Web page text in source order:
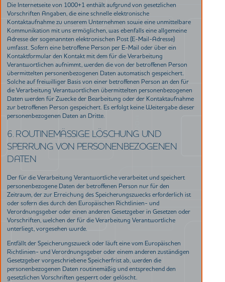
Die Internetseite von 1000+1 enthält aufgrund von gesetzlichen
Vorschriften Angaben, die eine schnelle elektronische
Kontaktaufnahme zu unserem Unternehmen sowie eine unmittelbare
Kommunikation mit uns ermöglichen, was ebenfalls eine allgemeine
Adresse der sogenannten elektronischen Post (E-Mail-Adresse)
umfasst. Sofern eine betroffene Person per E-Mail oder über ein
Kontaktformular den Kontakt mit dem für die Verarbeitung
Verantwortlichen aufnimmt, werden die von der betroffenen Person
übermittelten personenbezogenen Daten automatisch gespeichert.
Solche auf freiwilliger Basis von einer betroffenen Person an den für
die Verarbeitung Verantwortlichen übermittelten personenbezogenen
Daten werden für Zwecke der Bearbeitung oder der Kontaktaufnahme
zur betroffenen Person gespeichert. Es erfolgt keine Weitergabe dieser
personenbezogenen Daten an Dritte.
6. ROUTINEMÄSSIGE LÖSCHUNG UND S
PERRUNG VON PERSONENBEZOGENEN D
ATEN
Der für die Verarbeitung Verantwortliche verarbeitet und speichert
personenbezogene Daten der betroffenen Person nur für den
Zeitraum, der zur Erreichung des Speicherungszwecks erforderlich ist
oder sofern dies durch den Europäischen Richtlinien- und
Verordnungsgeber oder einen anderen Gesetzgeber in Gesetzen oder
Vorschriften, welchen der für die Verarbeitung Verantwortliche
unterliegt, vorgesehen wurde.
Entfällt der Speicherungszweck oder läuft eine vom Europäischen
Richtlinien- und Verordnungsgeber oder einem anderen zuständigen
Gesetzgeber vorgeschriebene Speicherfrist ab, werden die
personenbezogenen Daten routinemäßig und entsprechend den
gesetzlichen Vorschriften gesperrt oder gelöscht.